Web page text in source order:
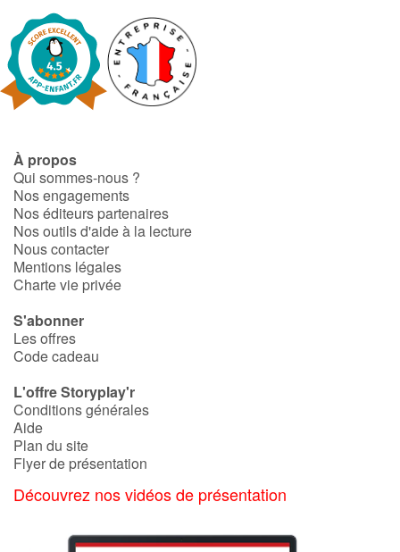
Apprentissage
Art, espace, activité
Documentaires
Quotidien et loisirs
À l'école
Fêtes et évènements
Amour et amitié
Sujets de société
Émotions et sentiments
Formats et illustrations
Catalogue anglais
À propos
Qui sommes-nous ?
Nos engagements
Nos éditeurs partenaires
Nos outils d'aide à la lecture
Nous contacter
Mentions légales
Charte vie privée
S'abonner
Les offres
Code cadeau
L'offre Storyplay'r
Conditions générales
Aide
Plan du site
Flyer de présentation
Découvrez nos vidéos de présentation